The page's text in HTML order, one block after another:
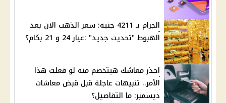
الجرام بـ 4211 جنيه: سعر الذهب الان بعد
الهبوط "تحديث جديد" :عيار 24 و 21 بكام؟
احذر معاشك هيتخصم منه لو فعلت هذا
الأمر.. تنبيهات عاجلة قبل قبض معاشات
ديسمبر: ما التفاصيل؟